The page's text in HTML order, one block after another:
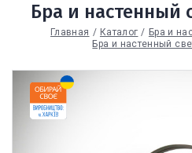
Бра и настенный
Главная Каталог
Бра и
Бра и настенный